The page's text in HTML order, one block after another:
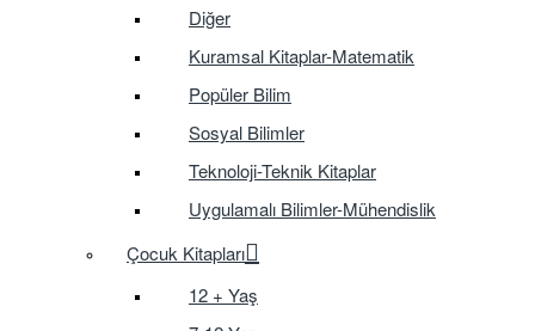
Diğer
Kuramsal Kitaplar-Matematik
Popüler Bilim
Sosyal Bilimler
Teknoloji-Teknik Kitaplar
Uygulamalı Bilimler-Mühendislik
Çocuk Kitapları
12 + Yaş